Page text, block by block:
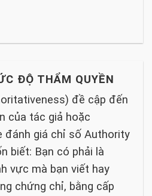
ĐỘ THẨM QUYỀN
đề cập đến
của tác giả hoặc
đánh giá chỉ số Authority
biết: Bạn có phải là
vực mà bạn viết hay
chứng chỉ, bằng cấp